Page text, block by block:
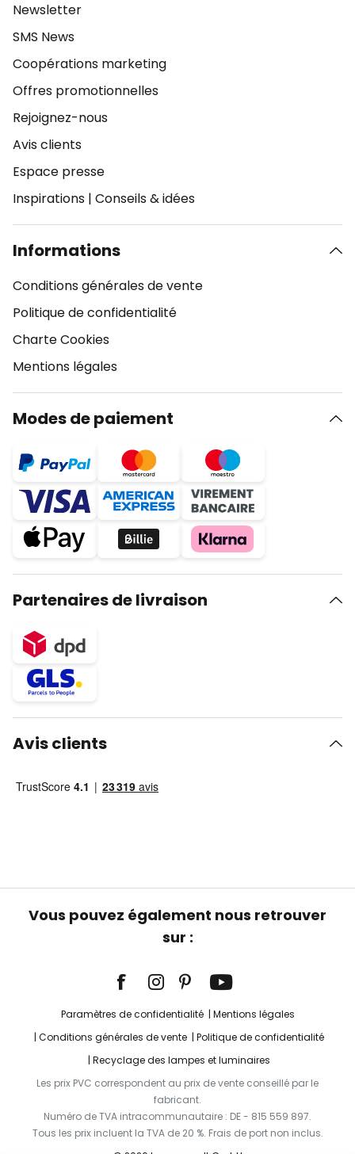
Newsletter
SMS News
Coopérations marketing
Offres promotionnelles
Rejoignez-nous
Avis clients
Espace presse
Inspirations | Conseils & idées
Informations
Conditions générales de vente
Politique de confidentialité
Charte Cookies
Mentions légales
Modes de paiement
Partenaires de livraison
Avis clients
Vous pouvez également nous retrouver
sur :
Paramètres de confidentialité
Mentions légales
Conditions générales de vente
Politique de confidentialité
Recyclage des lampes et luminaires
Les prix PVC correspondent au prix de vente conseillé par le
fabricant.
Numéro de TVA intracommunautaire : DE - 815 559 897.
Tous les prix incluent la TVA de 20 %. Frais de port non inclus.